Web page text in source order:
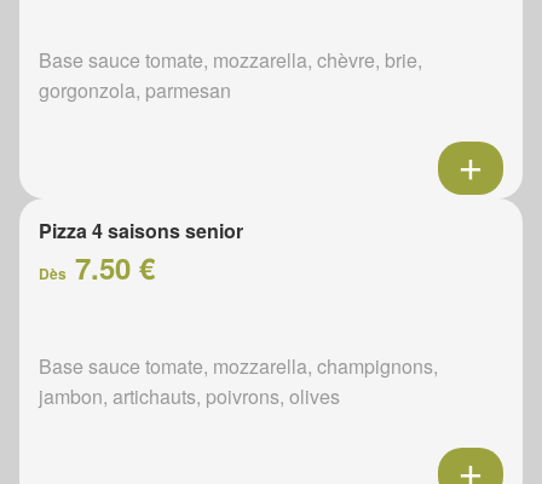
Base sauce tomate, mozzarella, chèvre, brie,
gorgonzola, parmesan
Pizza 4 saisons senior
Dès 7.50 €
Base sauce tomate, mozzarella, champignons,
jambon, artichauts, poivrons, olives